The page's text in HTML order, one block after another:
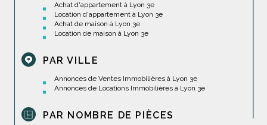
Achat d'appartement à Lyon 3e
Location d'appartement à Lyon 3e
Achat de maison à Lyon 3e
Location de maison à Lyon 3e
PAR VILLE
Annonces de Ventes Immobilières à Lyon 3e
Annonces de Locations Immobilières à Lyon 3e
PAR NOMBRE DE PIÈCES